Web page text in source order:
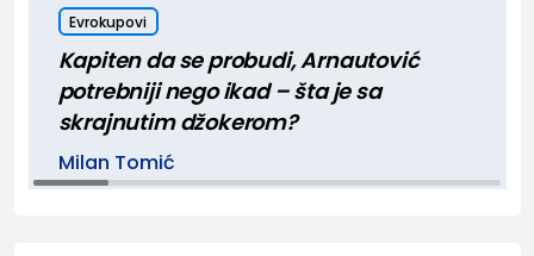
Evrokupovi
Kapiten da se probudi, Arnautović
potrebniji nego ikad – šta je sa
skrajnutim džokerom?
Milan Tomić